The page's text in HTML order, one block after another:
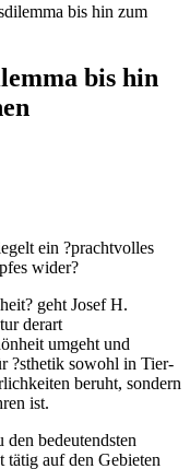
bis hin zum
bis hin
ein ?prachtvolles
wider?
geht Josef H.
derart
umgeht und
?sthetik sowohl in Tier-
beruht, sondern
ist.
bedeutendsten
tätig auf den Gebieten